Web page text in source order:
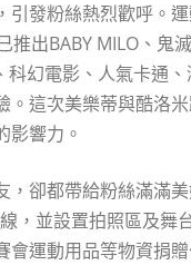
發粉絲熱烈歡呼。
出BABY MILO、鬼
幻電影、人氣卡通
這次美樂蒂與酷洛
影響力。
卻都帶給粉絲滿滿
，並設置拍照區及舞
運動用品等物資捐